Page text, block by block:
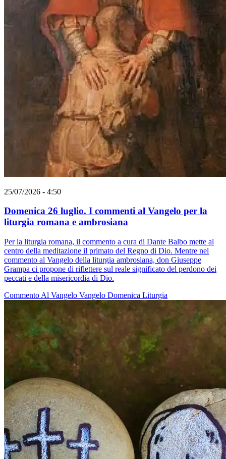
25/07/2026 - 4:50
Domenica 26 luglio. I commenti al Vangelo per la
liturgia romana e ambrosiana
Per la liturgia romana, il commento a cura di Dante Balbo mette al
centro della meditazione il primato del Regno di Dio. Mentre nel
commento al Vangelo della liturgia ambrosiana, don Giuseppe
Grampa ci propone di riflettere sul reale significato del perdono dei
peccati e della misericordia di Dio.
Commento Al Vangelo Vangelo Domenica Liturgia